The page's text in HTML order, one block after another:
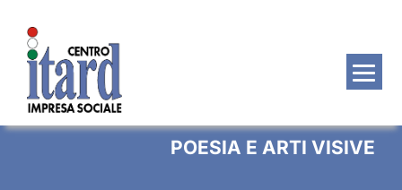
contenuto
POESIA E ARTI VISIVE